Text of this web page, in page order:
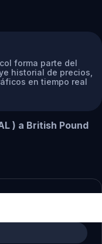
forma parte del
historial de precios,
en tiempo real
) a British Pound